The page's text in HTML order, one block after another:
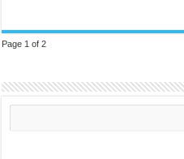
Page 1 of 2